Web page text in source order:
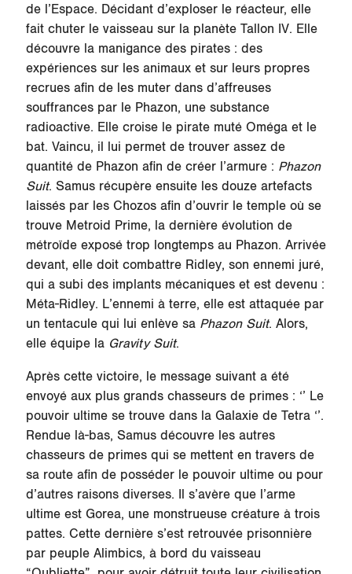
de l’Espace. Décidant d’exploser le réacteur, elle
fait chuter le vaisseau sur la planète Tallon IV. Elle
découvre la manigance des pirates : des
expériences sur les animaux et sur leurs propres
recrues afin de les muter dans d’affreuses
souffrances par le Phazon, une substance
radioactive. Elle croise le pirate muté Oméga et le
bat. Vaincu, il lui permet de trouver assez de
quantité de Phazon afin de créer l’armure : Phazon
Suit. Samus récupère ensuite les douze artefacts
laissés par les Chozos afin d’ouvrir le temple où se
trouve Metroid Prime, la dernière évolution de
métroïde exposé trop longtemps au Phazon. Arrivée
devant, elle doit combattre Ridley, son ennemi juré,
qui a subi des implants mécaniques et est devenu :
Méta-Ridley. L’ennemi à terre, elle est attaquée par
un tentacule qui lui enlève sa Phazon Suit. Alors,
elle équipe la Gravity Suit.
Après cette victoire, le message suivant a été
envoyé aux plus grands chasseurs de primes : ‘’ Le
pouvoir ultime se trouve dans la Galaxie de Tetra ‘’.
Rendue là-bas, Samus découvre les autres
chasseurs de primes qui se mettent en travers de
sa route afin de posséder le pouvoir ultime ou pour
d’autres raisons diverses. Il s’avère que l’arme
ultime est Gorea, une monstrueuse créature à trois
pattes. Cette dernière s’est retrouvée prisonnière
par peuple Alimbics, à bord du vaisseau